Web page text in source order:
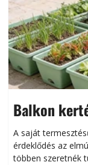
Balkon
A saját
érdeklődés az
többen szeretnék